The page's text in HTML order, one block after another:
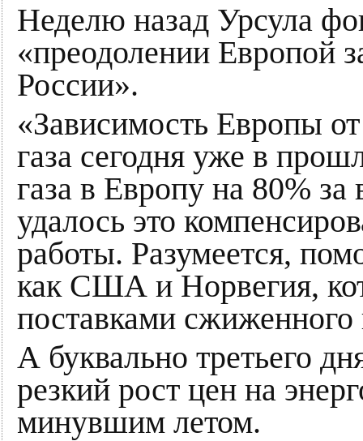
Неделю назад Урсула
«преодолении Европой
России».
«Зависимость Европы
газа сегодня уже в
газа в Европу на 80%
удалось это
работы. Разумеется,
как США и Норвегия,
поставками сжиженного
А буквально третьего
резкий рост цен на
минувшим летом.